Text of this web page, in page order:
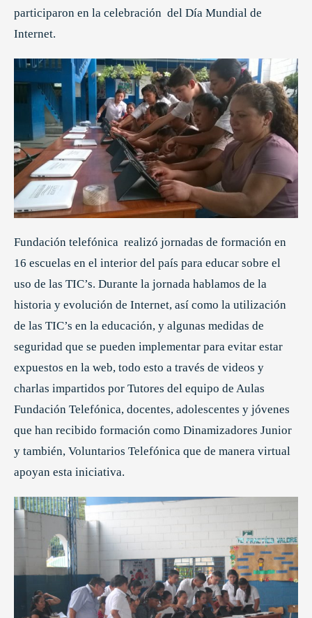
participaron en la celebración del Día Mundial de
Internet.
Fundación telefónica realizó jornadas de formación en
16 escuelas en el interior del país para educar sobre el
uso de las TIC’s. Durante la jornada hablamos de la
historia y evolución de Internet, así como la utilización
de las TIC’s en la educación, y algunas medidas de
seguridad que se pueden implementar para evitar estar
expuestos en la web, todo esto a través de videos y
charlas impartidos por Tutores del equipo de Aulas
Fundación Telefónica, docentes, adolescentes y jóvenes
que han recibido formación como Dinamizadores Junior
y también, Voluntarios Telefónica que de manera virtual
apoyan esta iniciativa.